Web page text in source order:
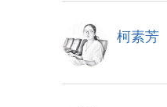
柯素芳